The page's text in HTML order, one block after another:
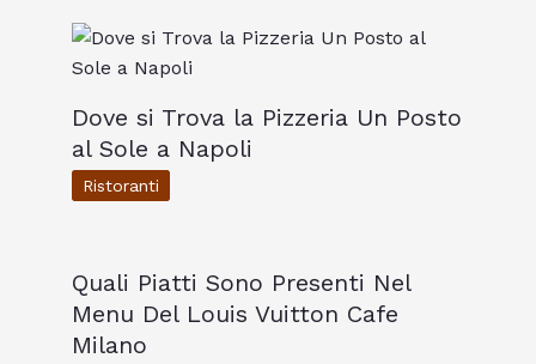
Dove si Trova la Pizzeria Un Posto
al Sole a Napoli
Ristoranti
Quali Piatti Sono Presenti Nel
Menu Del Louis Vuitton Cafe
Milano